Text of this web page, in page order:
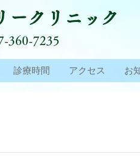
ークリニック
360-7235
診療時間 アクセス お